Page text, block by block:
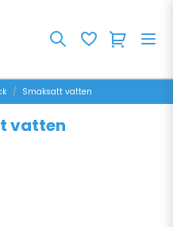
Smaksatt vatten
vatten